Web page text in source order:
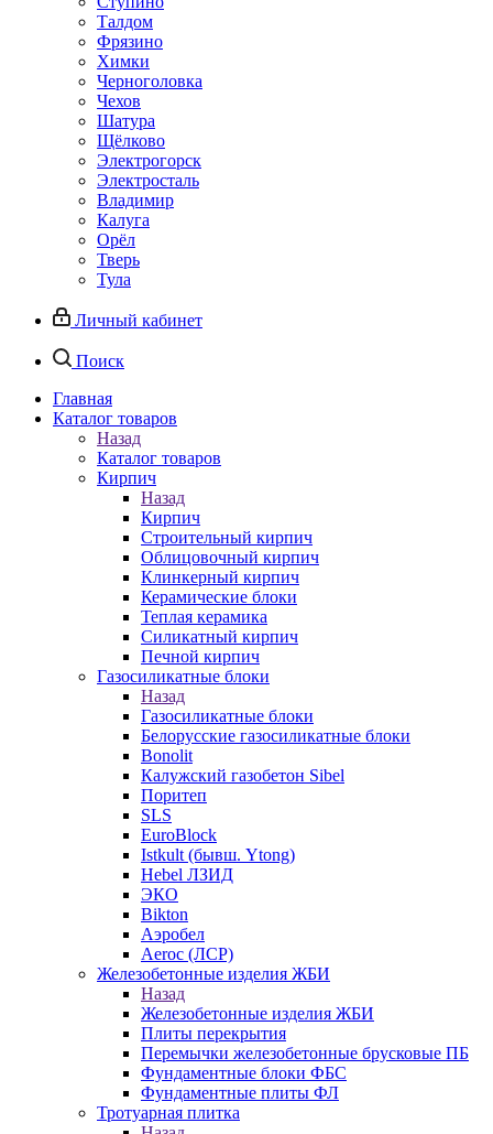
Талдом
Фрязино
Химки
Черноголовка
Чехов
Шатура
Щёлково
Электрогорск
Электросталь
Владимир
Калуга
Орёл
Тверь
Тула
Личный кабинет
Поиск
Главная
Каталог товаров
Назад
Каталог товаров
Кирпич
Назад
Кирпич
Строительный кирпич
Облицовочный кирпич
Клинкерный кирпич
Керамические блоки
Теплая керамика
Силикатный кирпич
Печной кирпич
Газосиликатные блоки
Назад
Газосиликатные блоки
Белорусские газосиликатные блоки
Bonolit
Калужский газобетон Sibel
Поритеп
SLS
EuroBlock
Istkult (бывш. Ytong)
Hebel ЛЗИД
ЭКО
Bikton
Аэробел
Aeroc (ЛСР)
Железобетонные изделия ЖБИ
Назад
Железобетонные изделия ЖБИ
Плиты перекрытия
Перемычки железобетонные брусковые ПБ
Фундаментные блоки ФБС
Фундаментные плиты ФЛ
Тротуарная плитка